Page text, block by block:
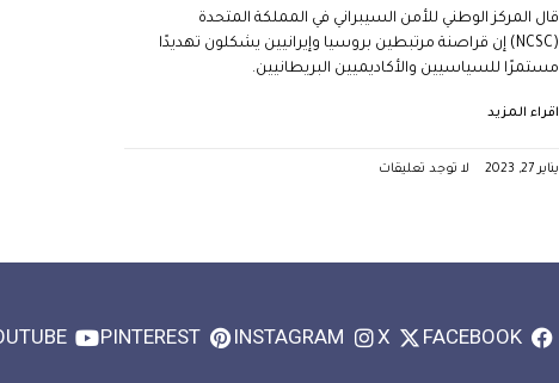
قال المركز الوطني للأمن السيبراني في المملكة المتحدة
(NCSC) إن قراصنة مرتبطين بروسيا وإيرانيين يشكلون تهديدًا
مستمرًا للسياسيين والأكاديميين البريطانيين.
اقراء المزيد
يناير 27, 2023 لا توجد تعليقات
FACEBOOK
X
INSTAGRAM
PINTEREST